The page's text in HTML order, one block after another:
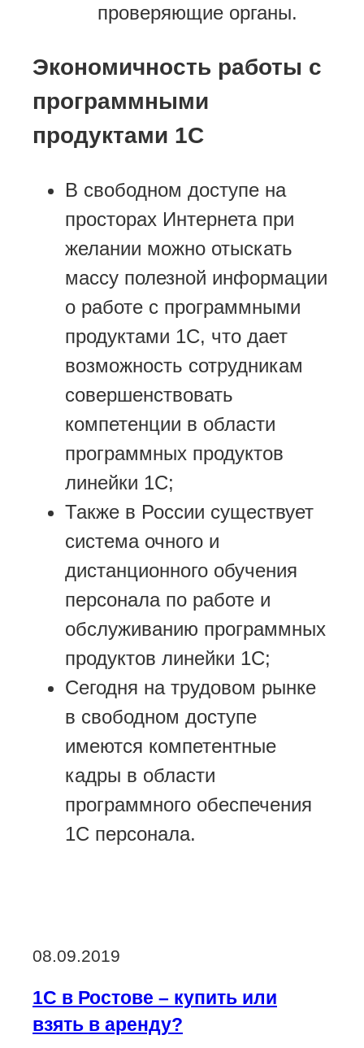
проверяющие органы.
Экономичность работы с
программными
продуктами 1С
В свободном доступе на
просторах Интернета при
желании можно отыскать
массу полезной информации
о работе с программными
продуктами 1С, что дает
возможность сотрудникам
совершенствовать
компетенции в области
программных продуктов
линейки 1С;
Также в России существует
система очного и
дистанционного обучения
персонала по работе и
обслуживанию программных
продуктов линейки 1С;
Сегодня на трудовом рынке
в свободном доступе
имеются компетентные
кадры в области
программного обеспечения
1С персонала.
Опубликовано
08.09.2019
1С в Ростове – купить или
взять в аренду?